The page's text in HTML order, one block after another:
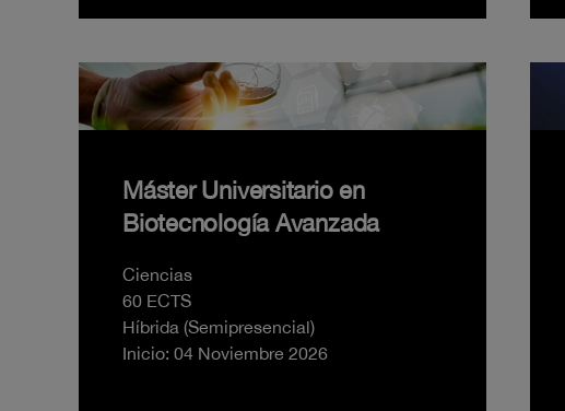
Máster Universitario en
Biotecnología Avanzada
Ciencias
60 ECTS
Híbrida (Semipresencial)
Inicio: 04 Noviembre 2026